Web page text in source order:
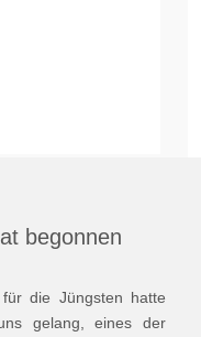
begonnen
die Jüngsten hatte
gelang, eines der